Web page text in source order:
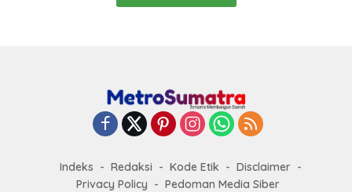
Indeks Redaksi Kode Etik
Disclaimer
Privacy Policy
Pedoman Media Siber